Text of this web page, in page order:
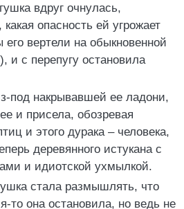
вдруг очнулась,
опасность ей угрожает
вертели на обыкновенной
и с перепугу остановила
под накрывавшей ее ладони,
и присела, обозревая
и этого дурака – человека,
деревянного истукана с
и идиотской ухмылкой.
стала размышлять, что
то она остановила, но ведь не